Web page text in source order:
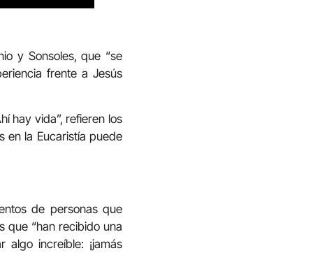
y Sonsoles, que “se
frente a Jesús
hay vida”, refieren los
en la Eucaristía puede
de personas que
que “han recibido una
increíble: ¡jamás